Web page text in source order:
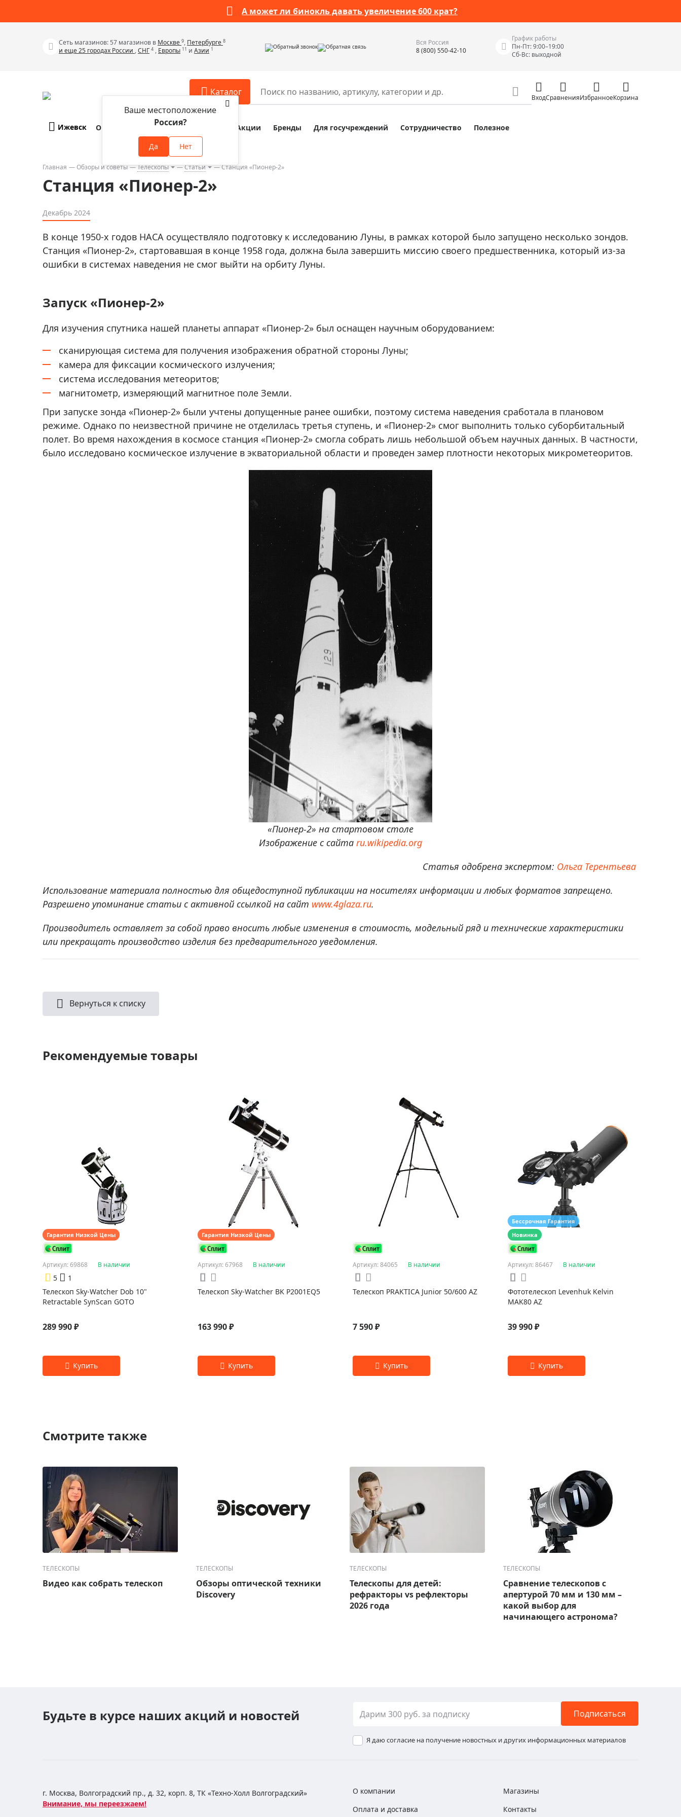
А может ли бинокль давать увеличение 600 крат?
Сеть магазинов: 57 магазинов в Москве 9, Петербурге 8
и еще 25 городах России ,СНГ 4 , Европы 11 и Азии 1 Обратный звонок Обратная связь
Вся Россия
8 (800) 550-42-10
График работы
Пн-Пт: 9:00–19:00
Сб-Вс: выходной
Каталог
Телескопы
Бинокли
Зрительные трубы
Приборы ночного видения
Тепловизоры
Фотогаджеты
Discovery (Дискавери)
Оптика для детей Levenhuk LabZZ
Астропланетарии
Подарки
Акции
Аксессуары для микроскопов
Аксессуары для зрительных труб
видения
Распродажа
Разное
Лазерные дальномеры
Карты, постеры, литература
Элементы питания, карты памяти
Мерч
Измерительные инструменты
Приборы для обслуживания сетей
Металлоискатели
Теодолиты
Прочее
ВходСравненияИзбранноеКорзина
Ижевск
Ваше местоположение
Россия?
Да Нет
О компании Оплата и доставка Акции Бренды Для госучреждений Сотрудничество Полезное
Главная Обзоры и советы Телескопы Статьи Станция «Пионер-2»
Станция «Пионер-2»
Декабрь 2024
В конце 1950-х годов НАСА осуществляло подготовку к исследованию Луны, в рамках которой было запущено несколько зондов.
Станция «Пионер-2», стартовавшая в конце 1958 года, должна была завершить миссию своего предшественника, который из-за
ошибки в системах наведения не смог выйти на орбиту Луны.
Запуск «Пионер-2»
Для изучения спутника нашей планеты аппарат «Пионер-2» был оснащен научным оборудованием:
сканирующая система для получения изображения обратной стороны Луны;
камера для фиксации космического излучения;
система исследования метеоритов;
магнитометр, измеряющий магнитное поле Земли.
При запуске зонда «Пионер-2» были учтены допущенные ранее ошибки, поэтому система наведения сработала в плановом
режиме. Однако по неизвестной причине не отделилась третья ступень, и «Пионер-2» смог выполнить только суборбитальный
полет. Во время нахождения в космосе станция «Пионер-2» смогла собрать лишь небольшой объем научных данных. В частности,
было исследовано космическое излучение в экваториальной области и проведен замер плотности некоторых микрометеоритов.
«Пионер-2» на стартовом столе
Изображение с сайта ru.wikipedia.org
Статья одобрена экспертом: Ольга Терентьева
Использование материала полностью для общедоступной публикации на носителях информации и любых форматов запрещено.
Разрешено упоминание статьи с активной ссылкой на сайт www.4glaza.ru.
Производитель оставляет за собой право вносить любые изменения в стоимость, модельный ряд и технические характеристики
или прекращать производство изделия без предварительного уведомления.
Вернуться к списку
Рекомендуемые товары
Гарантия Низкой Цены
Артикул: 69868 В наличии
5
1
Телескоп Sky-Watcher Dob 10"
Retractable SynScan GOTO
289 990 ₽
Гарантия Низкой Цены
Артикул: 67968 В наличии
Телескоп Sky-Watcher BK P2001EQ5
163 990 ₽
Артикул: 84065 В наличии
Телескоп PRAKTICA Junior 50/600 AZ
7 590 ₽
Бессрочная Гарантия
Новинка
Артикул: 86467 В наличии
Фототелескоп Levenhuk Kelvin
MAK80 AZ
39 990 ₽
Смотрите также
ТЕЛЕСКОПЫ
Видео как собрать телескоп
ТЕЛЕСКОПЫ
Обзоры оптической техники
Discovery
ТЕЛЕСКОПЫ
Телескопы для детей:
рефракторы vs рефлекторы
2026 года
ТЕЛЕСКОПЫ
Сравнение телескопов с
апертурой 70 мм и 130 мм –
какой выбор для
начинающего астронома?
Будьте в курсе наших акций и новостей Подписаться
Я даю согласие на получение новостных и других информационных материалов
г. Москва, Волгоградский пр., д. 32, корп. 8, ТК «Техно-Холл Волгоградский»
Внимание, мы переезжаем!
О компании
Оплата и доставка
Магазины
Контакты